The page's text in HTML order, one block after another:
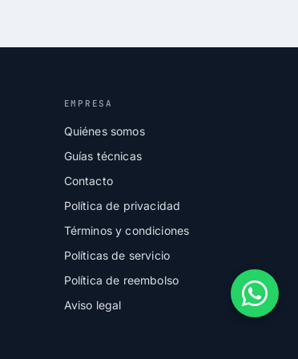
EMPRESA
Quiénes somos
Guías técnicas
Contacto
Política de privacidad
Términos y condiciones
Políticas de servicio
Política de reembolso
Aviso legal